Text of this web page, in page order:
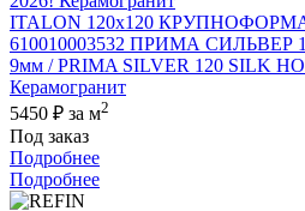
ITALON 120x120
610010003532 ПРИМА СИЛЬВЕР
9мм / PRIMA SILVER 120 SILK
Керамогранит
5450 ₽ за м2
Под заказ
Подробнее
Подробнее